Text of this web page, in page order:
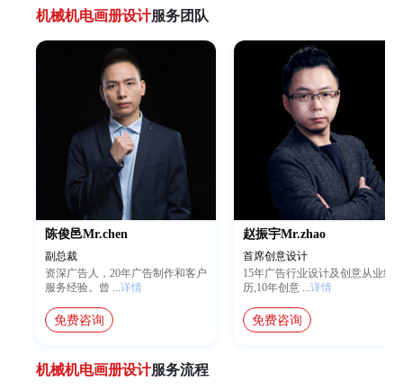
机械机电画册设计服务团队
陈俊邑Mr.chen
副总裁
资深广告人，20年广告制作和客户
服务经验。曾 ...详情
免费咨询
赵振宇Mr.zhao
首席创意设计
15年广告行业设计及创意从业经
历,10年创意 ...详情
免费咨询
机械机电画册设计服务流程